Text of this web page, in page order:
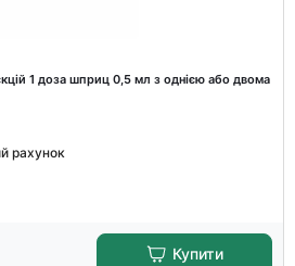
1 доза шприц 0,5 мл з однією або двома
рахунок
Купити